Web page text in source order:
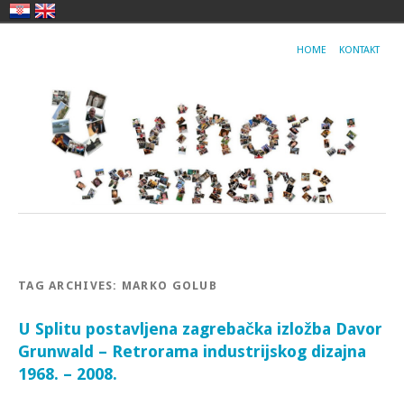
HOME KONTAKT
TAG ARCHIVES: MARKO GOLUB
U Splitu postavljena zagrebačka izložba Davor
Grunwald – Retrorama industrijskog dizajna
1968. – 2008.